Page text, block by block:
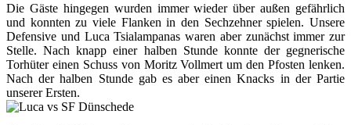
Die Gäste hingegen wurden immer wieder über außen gefährlich
und konnten zu viele Flanken in den Sechzehner spielen. Unsere
Defensive und Luca Tsialampanas waren aber zunächst immer zur
Stelle. Nach knapp einer halben Stunde konnte der gegnerische
Torhüter einen Schuss von Moritz Vollmert um den Pfosten lenken.
Nach der halben Stunde gab es aber einen Knacks in der Partie
unserer Ersten.